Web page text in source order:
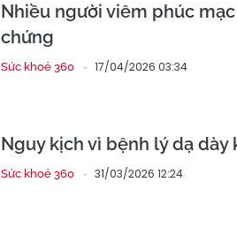
Nhiều người viêm phúc
chứng
Sức khoẻ 360 17/04/2026 03:34
Nguy kịch vì bệnh lý dạ
Sức khoẻ 360 31/03/2026 12:24